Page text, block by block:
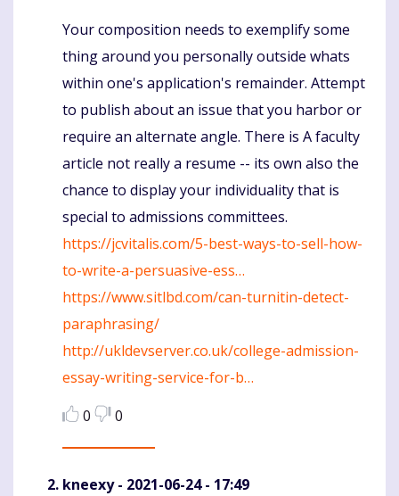
Komentaras
Your composition needs to exemplify some
thing around you personally outside whats
within one's application's remainder. Attempt
to publish about an issue that you harbor or
require an alternate angle. There is A faculty
article not really a resume -- its own also the
chance to display your individuality that is
special to admissions committees.
https://jcvitalis.com/5-best-ways-to-sell-how-
to-write-a-persuasive-ess…
https://www.sitlbd.com/can-turnitin-detect-
paraphrasing/
http://ukldevserver.co.uk/college-admission-
essay-writing-service-for-b…
0
0
kneexy- 2021-06-24 - 17:49